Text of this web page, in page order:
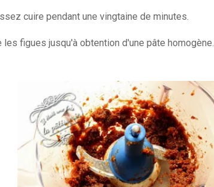
cuire pendant une vingtaine de minutes.
figues jusqu'à obtention d'une pâte homogène.